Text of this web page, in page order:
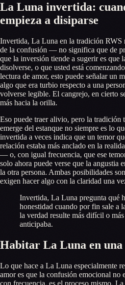
La Luna invertida:
empieza a disiparse
Invertida, La Luna en la tradición RWS
de la confusión — no significa que de
que la inversión tiende a sugerir es que
disolverse, o que usted está
lectura de amor, esto puede señalar un
algo que era turbio respecto a una
volverse legible. El cangrejo, en cierto
más hacia la orilla.
Eso puede traer alivio, pero la tradición
emerge del estanque no siempre es lo
invertida a veces indica que un temor
relación estaba más anclado en la
— o, con igual frecuencia, que ese
solo ahora puede verse que la angustia
la otra persona. Ambas posibilidades
exigen hacer algo con la claridad una
Invertida, La Luna pregunta qué
honestidad cuando por fin sale a
la verdad resulte más difícil o
anticipaba.
Habitar La Luna en
Lo que hace a La Luna especialmente
amor es que la confusión emocional
con frecuencia, es el proceso mismo.